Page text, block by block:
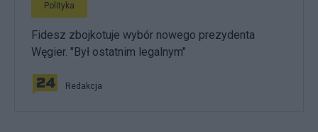
Polityka
Fidesz zbojkotuje wybór nowego prezydenta
Węgier. "Był ostatnim legalnym"
Redakcja